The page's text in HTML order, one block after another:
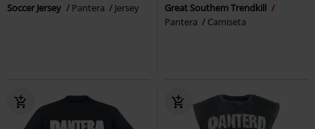
Soccer Jersey Pantera Jersey
Great Southem Trendkill
Pantera
Camiseta